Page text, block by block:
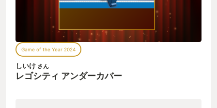
Game of the Year 2024
しいけ さん
レゴシティ アンダーカバー